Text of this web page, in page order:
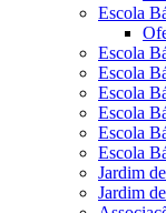
Escola
Escola
Escola
Escola
Escola
Escola
Escola
Jardim
Jardim